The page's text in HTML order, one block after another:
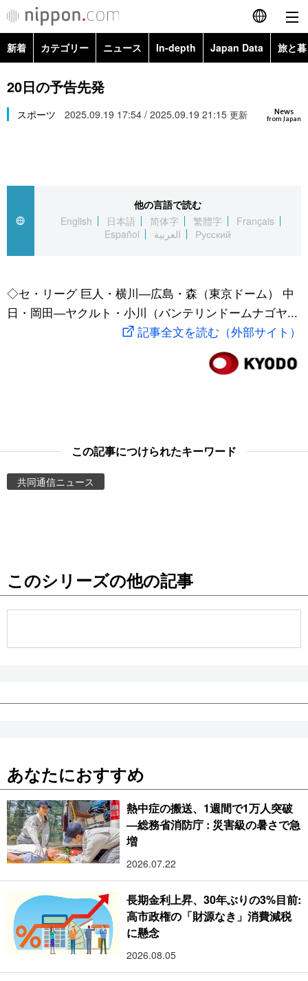
English
繁體字
العربية
社会
スポーツ・東京2020
旅と暮らし
Images
新着 カテゴリー ニュース In-depth Japan Data 旅と
政治・外交
経済・ビジネス
社会
文化
科学・技術
暮らし
Images
お知らせ
20日の予告先発
News
from Japan
スポーツ 2025.09.19 17:54 / 2025.09.19 21:15 更新
他の言語で読む
English
日本語 简体字 繁體字
Français
Español
العربية Русский
◇セ・リーグ 巨人・横川―広島・森（東京ドーム） 中
日・岡田―ヤクルト・小川（バンテリンドームナゴヤ...
記事全文を読む（外部サイト）
この記事につけられたキーワード
共同通信ニュース
このシリーズの他の記事
あなたにおすすめ
熱中症の搬送、1週間で1万人突破
―総務省消防庁 : 災害級の暑さで急
増
2026.07.22
長期金利上昇、30年ぶりの3%目前:
高市政権の「財源なき」消費減税
に懸念
2026.08.05